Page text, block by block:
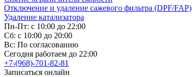
Отключение и удаление сажевого фильтра (DPF/FAP)
Удаление катализатора
Пн-Пт: с 10:00 до 22:00
Сб: с 10:00 до 20:00
Вс: По согласованию
Сегодня работаем до 22:00
+7-(968)-701-82-81
Записаться онлайн